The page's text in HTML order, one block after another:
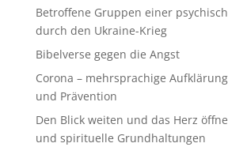
Betroffene Gruppen einer
durch den Ukraine-Krieg
Bibelverse gegen die Angst
Corona – mehrsprachige
und Prävention
Den Blick weiten und das Herz
und spirituelle Grundhaltungen